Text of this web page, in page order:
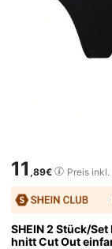
11 ,89€ Preis
SHEIN 2 Stück/
hnitt Cut Out